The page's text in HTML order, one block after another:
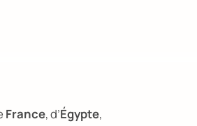
France, d’Égypte,